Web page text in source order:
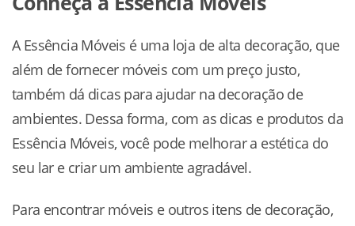
A Essência Móveis é uma loja de alta decoração, que
além de fornecer móveis com um preço justo,
também dá dicas para ajudar na decoração de
ambientes. Dessa forma, com as dicas e produtos da
Essência Móveis, você pode melhorar a estética do
seu lar e criar um ambiente agradável.
Para encontrar móveis e outros itens de decoração,